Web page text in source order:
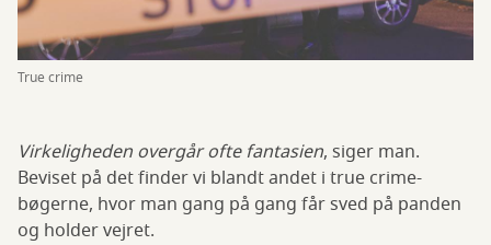
True crime
Virkeligheden overgår ofte fantasien, siger man.
Beviset på det finder vi blandt andet i true crime-
bøgerne, hvor man gang på gang får sved på panden
og holder vejret.